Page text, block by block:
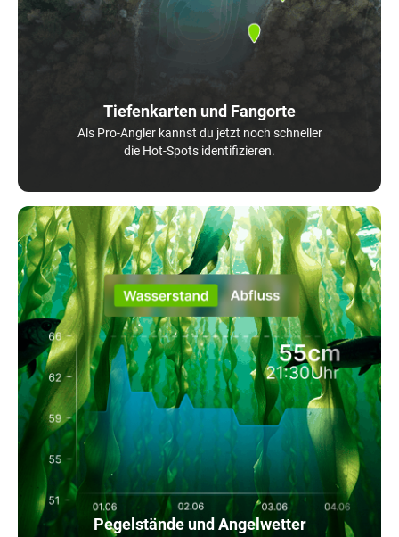
Tiefenkarten und Fangorte
Als Pro-Angler kannst du jetzt noch schneller
die Hot-Spots identifizieren.
Pegelstände und Angelwetter